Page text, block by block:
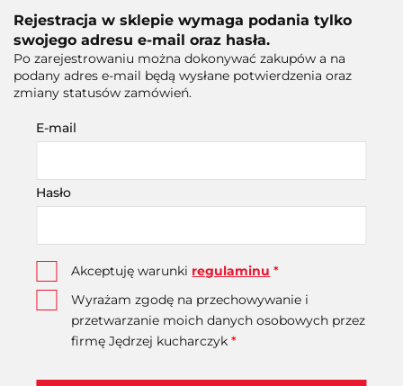
Rejestracja w sklepie wymaga podania tylko
swojego adresu e-mail oraz hasła.
Po zarejestrowaniu można dokonywać zakupów a na
podany adres e-mail będą wysłane potwierdzenia oraz
zmiany statusów zamówień.
E-mail
Hasło
Akceptuję warunki regulaminu *
Wyrażam zgodę na przechowywanie i
przetwarzanie moich danych osobowych przez
firmę Jędrzej kucharczyk*